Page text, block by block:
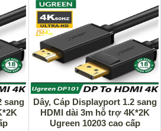
sang
Dây, Cáp Displayport 1.2 sang
HDMI dài 3m hỗ trợ 4K*2K
Ugreen 10203 cao cấp